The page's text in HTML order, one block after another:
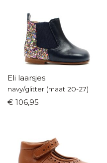
Eli laarsjes
navy/glitter (maat 20-27)
€ 106,95